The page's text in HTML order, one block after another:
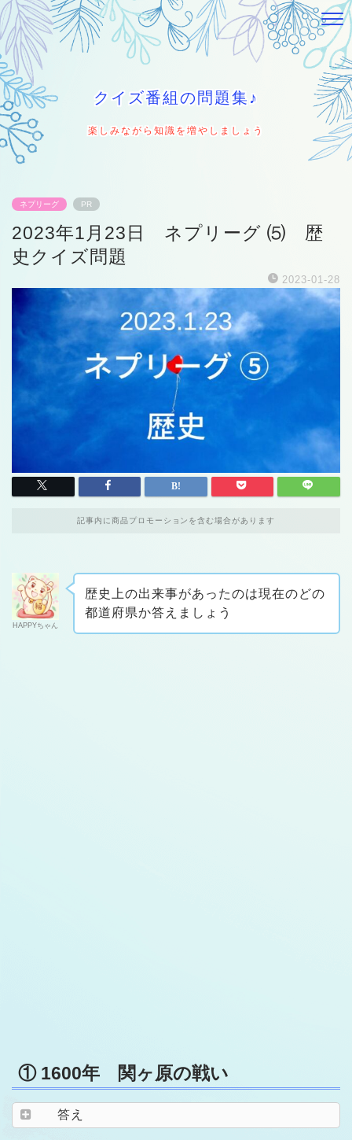
クイズ番組の問題集♪
楽しみながら知識を増やしましょう
ネプリーグ PR
2023年1月23日 ネプリーグ ⑸ 歴
史クイズ問題
2023-01-28
記事内に商品プロモーションを含む場合があります
HAPPYちゃん
歴史上の出来事があったのは現在のどの
都道府県か答えましょう
① 1600年 関ヶ原の戦い
答え